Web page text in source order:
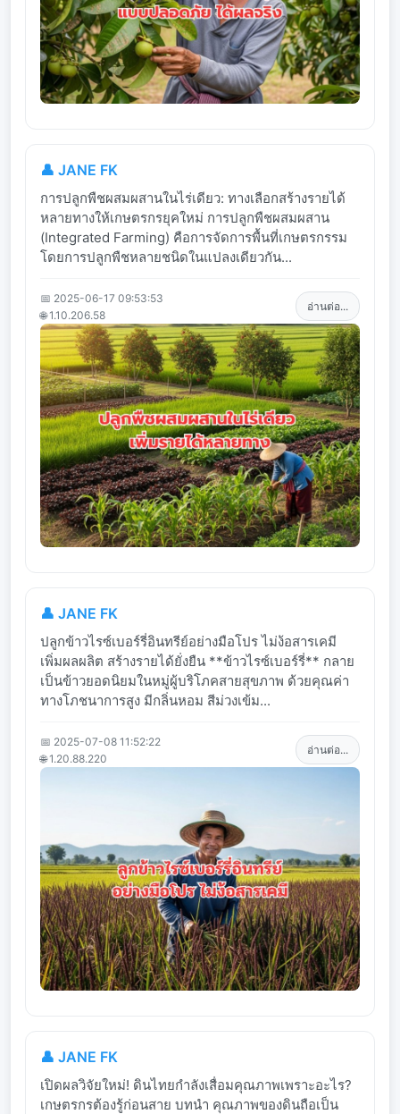
👤 JANE FK
การปลูกพืชผสมผสานในไร่เดียว: ทางเลือกสร้างรายได้
หลายทางให้เกษตรกรยุคใหม่ การปลูกพืชผสมผสาน
(Integrated Farming) คือการจัดการพื้นที่เกษตรกรรม
โดยการปลูกพืชหลายชนิดในแปลงเดียวกัน...
📅 2025-06-17 09:53:53
🌐 1.10.206.58
อ่านต่อ...
👤 JANE FK
ปลูกข้าวไรซ์เบอร์รี่อินทรีย์อย่างมือโปร ไม่ง้อสารเคมี
เพิ่มผลผลิต สร้างรายได้ยั่งยืน **ข้าวไรซ์เบอร์รี่** กลาย
เป็นข้าวยอดนิยมในหมู่ผู้บริโภคสายสุขภาพ ด้วยคุณค่า
ทางโภชนาการสูง มีกลิ่นหอม สีม่วงเข้ม...
📅 2025-07-08 11:52:22
🌐 1.20.88.220
อ่านต่อ...
👤 JANE FK
เปิดผลวิจัยใหม่! ดินไทยกำลังเสื่อมคุณภาพเพราะอะไร?
เกษตรกรต้องรู้ก่อนสาย บทนำ คุณภาพของดินถือเป็น